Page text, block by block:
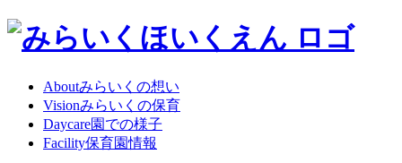
Aboutみらいくの想い
Visionみらいくの保育
Daycare園での様子
Facility保育園情報